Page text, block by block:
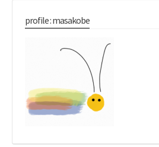
profile : masakobe